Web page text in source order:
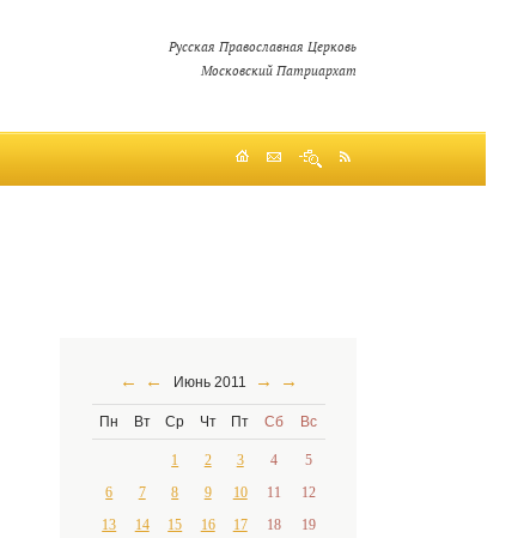
Русская Православная Церковь
Московский Патриархат
← ← Июнь 2011 → →
Пн Вт Ср Чт Пт Сб Вс
1 2 3 4
5
6
7 8 9 10 11
12
13
14 15 16 17 18
19